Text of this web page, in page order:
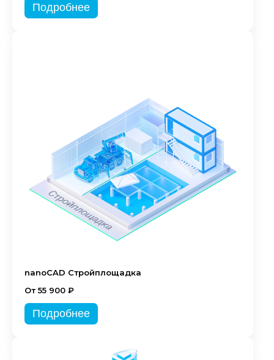
Подробнее
nanoCAD Стройплощадка
От 55 900 ₽
Подробнее